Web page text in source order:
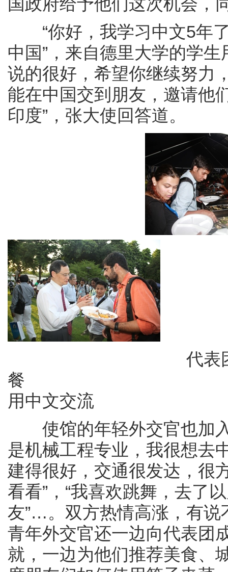
“你好，我学习中文5年了
中国”，来自德里大学的学
说的很好，希望你继续努力
能在中国交到朋友，邀请他
印度”，张大使回答道。
代表团成员享
餐 张大使
用中文交流
使馆的年轻外交官也加入
是机械工程专业，我很想去
建得很好，交通很发达，很
看看”，“我喜欢跳舞，去了
友”…。双方热情高涨，有说
青年外交官还一边向代表团
就，一边为他们推荐美食、